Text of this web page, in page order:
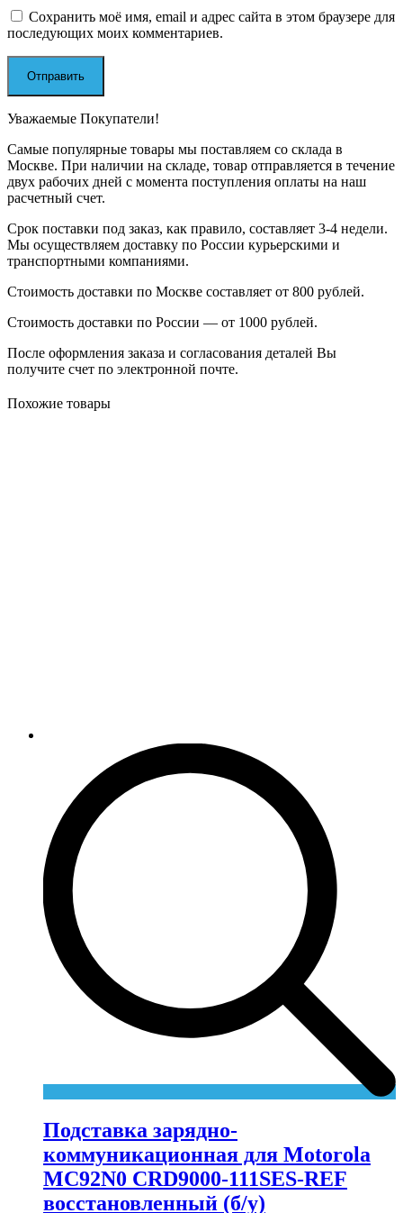
Сохранить моё имя, email и адрес сайта в этом браузере для
последующих моих комментариев.
Уважаемые Покупатели!
Самые популярные товары мы поставляем со склада в
Москве. При наличии на складе, товар отправляется в течение
двух рабочих дней с момента поступления оплаты на наш
расчетный счет.
Срок поставки под заказ, как правило, составляет 3-4 недели.
Мы осуществляем доставку по России курьерскими и
транспортными компаниями.
Стоимость доставки по Москве составляет от 800 рублей.
Стоимость доставки по России — от 1000 рублей.
После оформления заказа и согласования деталей Вы
получите счет по электронной почте.
Похожие товары
Подставка зарядно-
коммуникационная для Motorola
MC92N0 CRD9000-111SES-REF
восстановленный (б/у)